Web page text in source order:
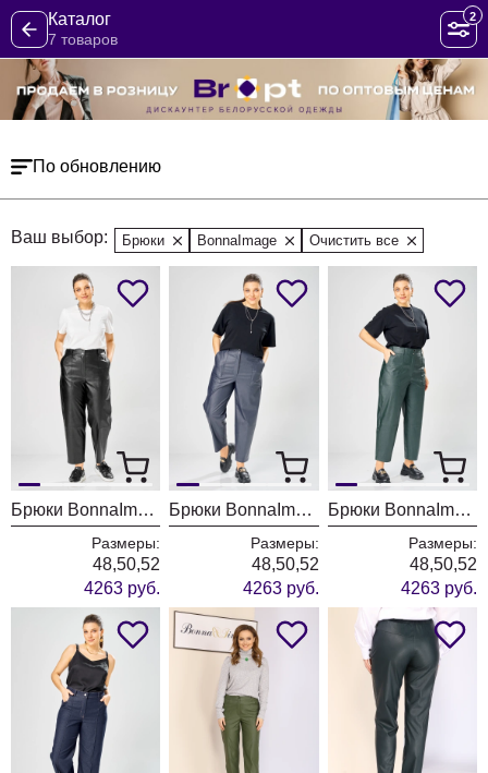
Каталог
7 товаров
2
По обновлению
Ваш выбор: Брюки BonnaImage Очистить все
Брюки BonnaImage 1033/3 черный
Размеры:
48,50,52
4263 руб.
Брюки BonnaImage 1033/2 серо-синий
Размеры:
48,50,52
4263 руб.
Брюки BonnaImage 1033/1 зеленый
Размеры:
48,50,52
4263 руб.